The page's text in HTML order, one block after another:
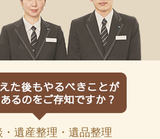
遺産整理・遺品整理